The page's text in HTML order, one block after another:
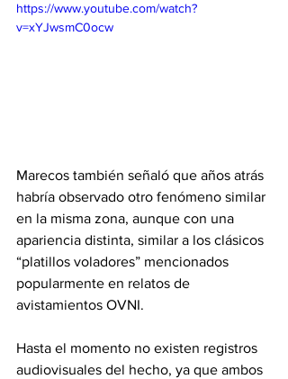
https://www.youtube.com/watch?
v=xYJwsmC0ocw
Marecos también señaló que años atrás
habría observado otro fenómeno similar
en la misma zona, aunque con una
apariencia distinta, similar a los clásicos
“platillos voladores” mencionados
popularmente en relatos de
avistamientos OVNI.
Hasta el momento no existen registros
audiovisuales del hecho, ya que ambos